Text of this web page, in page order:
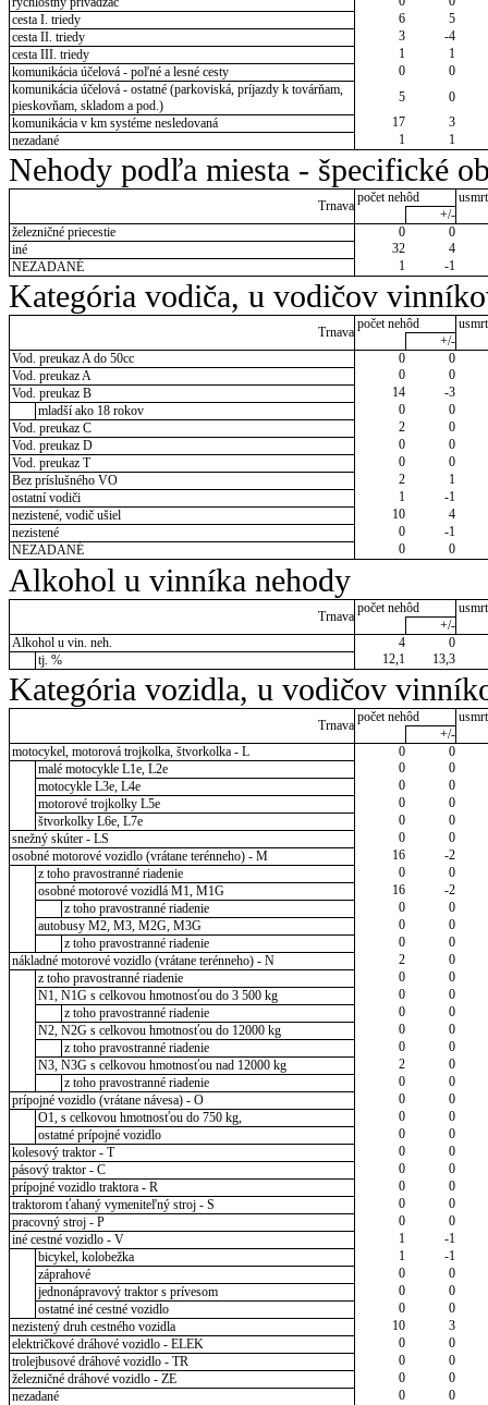
cesta I. triedy
6
5
cesta II. triedy
3
-4
cesta III. triedy
1
1
komunikácia účelová - poľné a lesné cesty
0
0
komunikácia účelová - ostatné (parkoviská, príjazdy k továrňam,
pieskovňam, skladom a pod.)
5
0
komunikácia v km systéme nesledovaná
17
3
nezadané
1 1
Nehody podľa miesta - špecifické
Trnava
počet nehôd
+/-
železničné priecestie
0
0
iné
32
4
NEZADANÉ
1 -1
Kategória vodiča, u vodičov
Trnava
počet nehôd
+/-
Vod. preukaz A do 50cc
0
0
Vod. preukaz A
0
0
Vod. preukaz B
14
-3
mladší ako 18 rokov
0
0
Vod. preukaz C
2
0
Vod. preukaz D
0
0
Vod. preukaz T
0
0
Bez príslušného VO
2
1
ostatní vodiči
1
-1
nezistené, vodič ušiel
10
4
nezistené
0
-1
NEZADANÉ
0 0
Alkohol u vinníka nehody
Trnava
počet nehôd
+/-
Alkohol u vin. neh.
4
0
tj. %
12,1 13,3
Kategória vozidla, u vodičov
Trnava
počet nehôd
+/-
motocykel, motorová trojkolka, štvorkolka - L
0
0
malé motocykle L1e, L2e
0
0
motocykle L3e, L4e
0
0
motorové trojkolky L5e
0
0
štvorkolky L6e, L7e
0
0
snežný skúter - LS
0
0
osobné motorové vozidlo (vrátane terénneho) - M
16
-2
z toho pravostranné riadenie
0
0
osobné motorové vozidlá M1, M1G
16
-2
z toho pravostranné riadenie
0
0
autobusy M2, M3, M2G, M3G
0
0
z toho pravostranné riadenie
0
0
nákladné motorové vozidlo (vrátane terénneho) - N
2
0
z toho pravostranné riadenie
0
0
N1, N1G s celkovou hmotnosťou do 3 500 kg
0
0
z toho pravostranné riadenie
0
0
N2, N2G s celkovou hmotnosťou do 12000 kg
0
0
z toho pravostranné riadenie
0
0
N3, N3G s celkovou hmotnosťou nad 12000 kg
2
0
z toho pravostranné riadenie
0
0
prípojné vozidlo (vrátane návesa) - O
0
0
O1, s celkovou hmotnosťou do 750 kg,
0
0
ostatné prípojné vozidlo
0
0
kolesový traktor - T
0
0
pásový traktor - C
0
0
prípojné vozidlo traktora - R
0
0
traktorom ťahaný vymeniteľný stroj - S
0
0
pracovný stroj - P
0
0
iné cestné vozidlo - V
1
-1
bicykel, kolobežka
1
-1
záprahové
0
0
jednonápravový traktor s prívesom
0
0
ostatné iné cestné vozidlo
0
0
nezistený druh cestného vozidla
10
3
električkové dráhové vozidlo - ELEK
0
0
trolejbusové dráhové vozidlo - TR
0
0
železničné dráhové vozidlo - ZE
0
0
nezadané
0 0